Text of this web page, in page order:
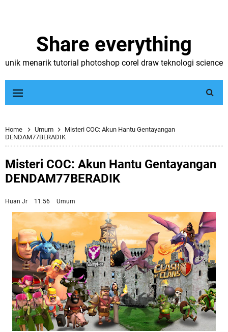
Share everything
unik menarik tutorial photoshop corel draw teknologi science
Home Umum
Misteri COC: Akun Hantu Gentayangan
DENDAM77BERADIK
Misteri COC: Akun Hantu Gentayangan
DENDAM77BERADIK
Huan Jr 11:56 Umum